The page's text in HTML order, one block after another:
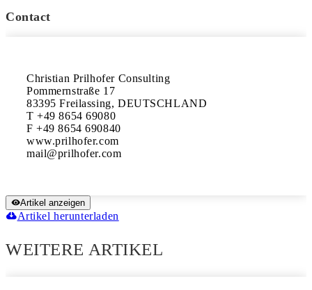
Contact
Christian Prilhofer Consulting
Pommernstraße 17
83395 Freilassing, DEUTSCHLAND
T +49 8654 69080
F +49 8654 690840
www.prilhofer.com
Artikel anzeigen
Artikel herunterladen
WEITERE ARTIKEL